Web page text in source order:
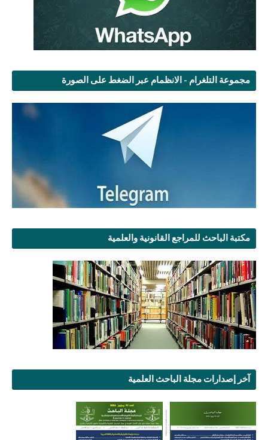
مجموعة التلغرام - الانظمام عبر الضغط على الصورة
مكتبة الباحث للمراجع القانونية والعلمية
آخر إصدارات مجلة الباحث العلمية